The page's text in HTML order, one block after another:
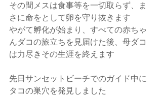
その間メスは食事等を一切取らず、ま
さに命をとして卵を守り抜きます
やがて孵化が始まり、すべての赤ちゃ
んダコの旅立ちを見届けた後、母ダコ
は力尽きその生涯を終えます
先日サンセットビーチでのガイド中に
タコの巣穴を発見しました